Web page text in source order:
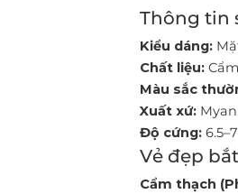
Thông tin
Kiểu dáng:
Chất liệu:
Màu sắc
Xuất xứ:
Độ cứng:
Vẻ đẹp
Cẩm thạch